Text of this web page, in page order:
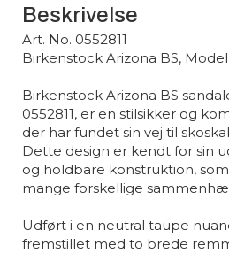
Beskrivelse
Art. No. 0552811
Birkenstock Arizona BS, Model
Birkenstock Arizona BS
0552811, er en stilsikker og
der har fundet sin vej til
Dette design er kendt for sin
og holdbare konstruktion,
mange forskellige
Udført i en neutral taupe
fremstillet med to brede